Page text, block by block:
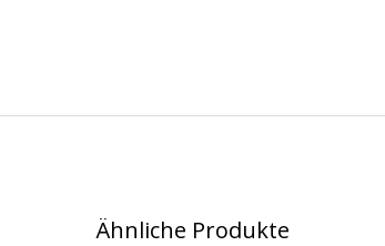
Ähnliche Produkte